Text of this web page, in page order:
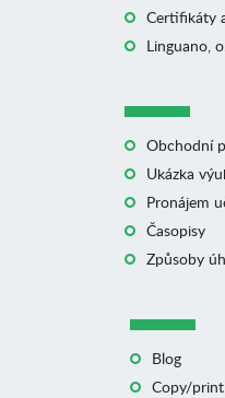
Certifikáty
Linguano,
Obchodní
Ukázka
Pronájem
Časopisy
Způsoby
Blog
Copy/print